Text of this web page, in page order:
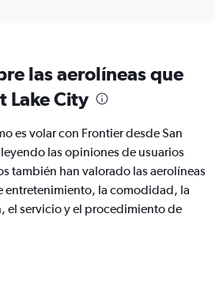
las aerolíneas que
Lake City
es volar con Frontier desde San
las opiniones de usuarios
también han valorado las aerolíneas
entretenimiento, la comodidad, la
el servicio y el procedimiento de